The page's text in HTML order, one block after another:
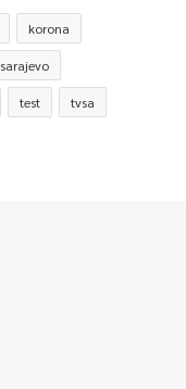
korona
sarajevo
test tvsa